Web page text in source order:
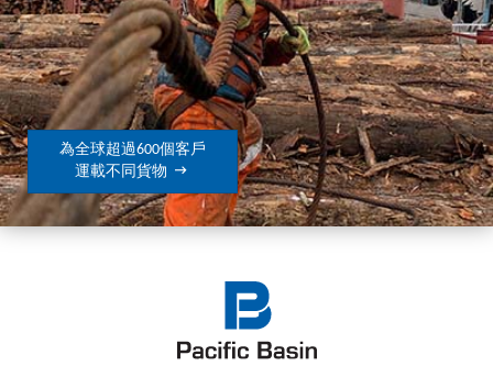
為全球超過600個客戶
運載不同貨物 